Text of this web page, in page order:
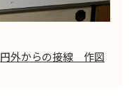
円外からの接線 作図